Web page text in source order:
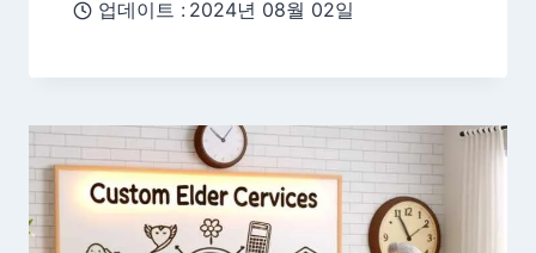
업데이트 : 2024년 08월 02일